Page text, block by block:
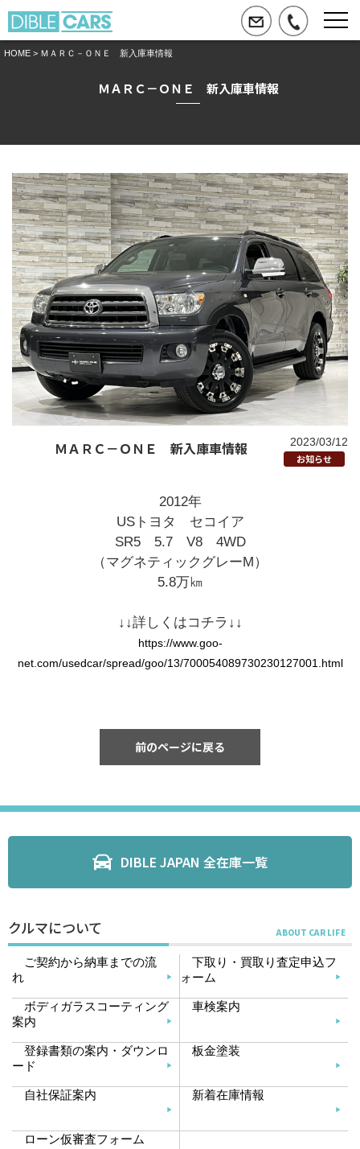
HOME > ＭＡＲＣ－ＯＮＥ 新入庫車情報
ＭＡＲＣ－ＯＮＥ 新入庫車情報
ＭＡＲＣ－ＯＮＥ 新入庫車情報
2023/03/12
お知らせ
2012年
USトヨタ セコイア
SR5 5.7 V8 4WD
（マグネティックグレーM）
5.8万㎞
↓↓詳しくはコチラ↓↓
https://www.goo-
net.com/usedcar/spread/goo/13/700054089730230127001.html
前のページに戻る
DIBLE JAPAN 全在庫一覧
クルマについて
ご契約から納車までの流
れ
下取り・買取り査定申込フ
ォーム
ボディガラスコーティング
案内
車検案内
登録書類の案内・ダウンロ
ード
板金塗装
自社保証案内 新着在庫情報
ローン仮審査フォーム